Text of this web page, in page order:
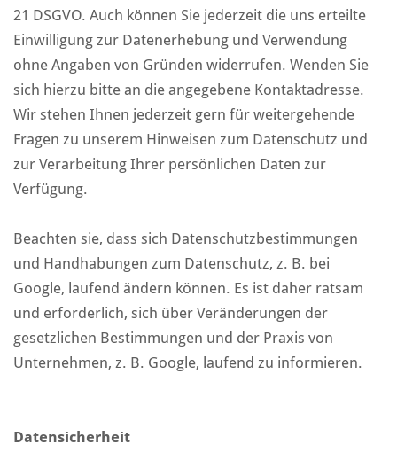
21 DSGVO. Auch können Sie jederzeit die uns erteilte
Einwilligung zur Datenerhebung und Verwendung
ohne Angaben von Gründen widerrufen. Wenden Sie
sich hierzu bitte an die angegebene Kontaktadresse.
Wir stehen Ihnen jederzeit gern für weitergehende
Fragen zu unserem Hinweisen zum Datenschutz und
zur Verarbeitung Ihrer persönlichen Daten zur
Verfügung.
Beachten sie, dass sich Datenschutzbestimmungen
und Handhabungen zum Datenschutz, z. B. bei
Google, laufend ändern können. Es ist daher ratsam
und erforderlich, sich über Veränderungen der
gesetzlichen Bestimmungen und der Praxis von
Unternehmen, z. B. Google, laufend zu informieren.
Datensicherheit